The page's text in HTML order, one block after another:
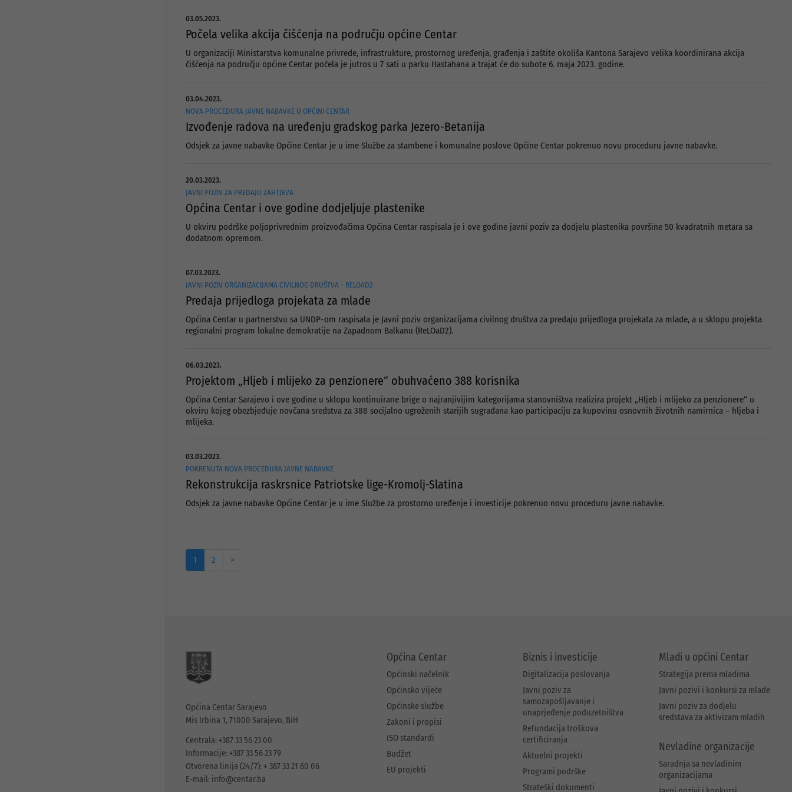
03.05.2023.
Počela velika akcija čišćenja na području općine Centar
U organizaciji Ministarstva komunalne privrede, infrastrukture, prostornog uređenja, građenja i zaštite okoliša Kantona Sarajevo velika koordinirana akcija
čišćenja na području općine Centar počela je jutros u 7 sati u parku Hastahana a trajat će do subote 6. maja 2023. godine.
03.04.2023.
NOVA PROCEDURA JAVNE NABAVKE U OPĆINI CENTAR
Izvođenje radova na uređenju gradskog parka Jezero-Betanija
Odsjek za javne nabavke Općine Centar je u ime Službe za stambene i komunalne poslove Općine Centar pokrenuo novu proceduru javne nabavke.
20.03.2023.
JAVNI POZIV ZA PREDAJU ZAHTJEVA
Općina Centar i ove godine dodjeljuje plastenike
U okviru podrške poljoprivrednim proizvođačima Općina Centar raspisala je i ove godine javni poziv za dodjelu plastenika površine 50 kvadratnih metara sa
dodatnom opremom.
07.03.2023.
JAVNI POZIV ORGANIZACIJAMA CIVILNOG DRUŠTVA - RELOAD2
Predaja prijedloga projekata za mlade
Općina Centar u partnerstvu sa UNDP-om raspisala je Javni poziv organizacijama civilnog društva za predaju prijedloga projekata za mlade, a u sklopu projekta
regionalni program lokalne demokratije na Zapadnom Balkanu (ReLOaD2).
06.03.2023.
Projektom „Hljeb i mlijeko za penzionere“ obuhvaćeno 388 korisnika
Općina Centar Sarajevo i ove godine u sklopu kontinuirane brige o najranjivijim kategorijama stanovništva realizira projekt „Hljeb i mlijeko za penzionere“ u
okviru kojeg obezbjeđuje novčana sredstva za 388 socijalno ugroženih starijih sugrađana kao participaciju za kupovinu osnovnih životnih namirnica – hljeba i
mlijeka.
03.03.2023.
POKRENUTA NOVA PROCEDURA JAVNE NABAVKE
Rekonstrukcija raskrsnice Patriotske lige-Kromolj-Slatina
Odsjek za javne nabavke Općine Centar je u ime Službe za prostorno uređenje i investicije pokrenuo novu proceduru javne nabavke.
1 2 >
Općina Centar Sarajevo
Mis Irbina 1, 71000 Sarajevo, BiH
Centrala: +387 33 56 23 00
Informacije: +387 33 56 23 79
Otvorena linija (24/7): + 387 33 21 60 06
E-mail: info@centar.ba
Općina Centar
Općinski načelnik
Općinsko vijeće
Općinske službe
Zakoni i propisi
ISO standardi
Budžet
EU projekti
Biznis i investicije
Digitalizacija poslovanja
Javni poziv za
samozapošljavanje i
unaprjeđenje poduzetništva
Refundacija troškova
certificiranja
Aktuelni projekti
Programi podrške
Strateški dokumenti
Mladi u općini Centar
Strategija prema mladima
Javni pozivi i konkursi za mlade
Javni poziv za dodjelu
sredstava za aktivizam mladih
Nevladine organizacije
Saradnja sa nevladinim
organizacijama